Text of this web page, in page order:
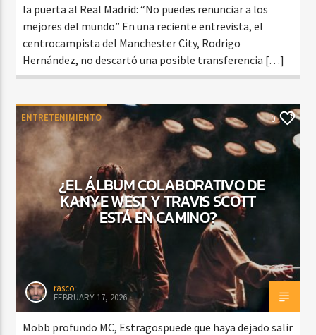
la puerta al Real Madrid: “No puedes renunciar a los
mejores del mundo” En una reciente entrevista, el
centrocampista del Manchester City, Rodrigo
Hernández, no descartó una posible transferencia […]
ENTRETENIMIENTO 0
¿EL ÁLBUM COLABORATIVO DE
KANYE WEST Y TRAVIS SCOTT
ESTÁ EN CAMINO?
rasco
FEBRUARY 17, 2026
Mobb profundo MC, Estragospuede que haya dejado salir